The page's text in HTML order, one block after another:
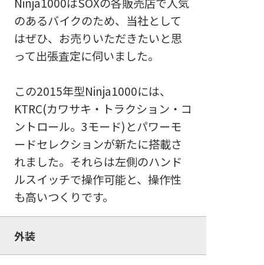
のあるバイクのため、当社として
はぜひ、お売りいただきたいと思
って出張査定に伺いました。
この2015年型Ninja1000には、
KTRC(カワサキ・トラクション・コ
ントロール。3モード)とパワーモ
ードセレクションが新たに搭載さ
れました。それらは左側のハンド
ルスイッチで操作可能と、操作性
も高いつくりです。
外装